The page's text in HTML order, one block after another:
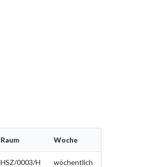
Raum Woche
HSZ/0003/H wöchentlich